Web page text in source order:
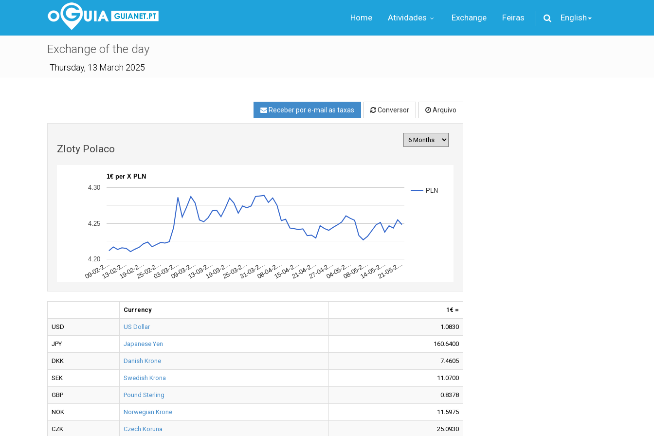
Home Atividades Exchange Feiras English
Exchange of the day
Thursday, 13 March 2025
Receber por e-mail as taxas Conversor Arquivo
Zloty Polaco
1€ per X PLN
PLN
09-02-2…13-02-2…19-02-2…25-02-2…03-03-2…09-03-2…13-03-2…19-03-2…25-03-2…31-03-2…08-04-2…15-04-2…21-04-2…27-04-2…04-05-2…08-05-2…14-05-2…21-05-2…
4.20
4.25
4.30
Currency 1€ =
USD US Dollar 1.0830
JPY Japanese Yen 160.6400
DKK Danish Krone 7.4605
SEK Swedish Krona 11.0700
GBP Pound Sterling 0.8378
NOK Norwegian Krone 11.5975
CZK Czech Koruna 25.0930